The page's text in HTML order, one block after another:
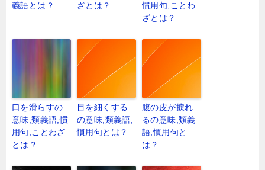
義語とは？
ざとは？
慣用句,ことわ
ざとは？
口を滑らすの
意味,類義語,慣
用句,ことわざ
とは？
目を細くする
の意味,類義語,
慣用句とは？
腹の皮が捩れ
るの意味,類義
語,慣用句と
は？